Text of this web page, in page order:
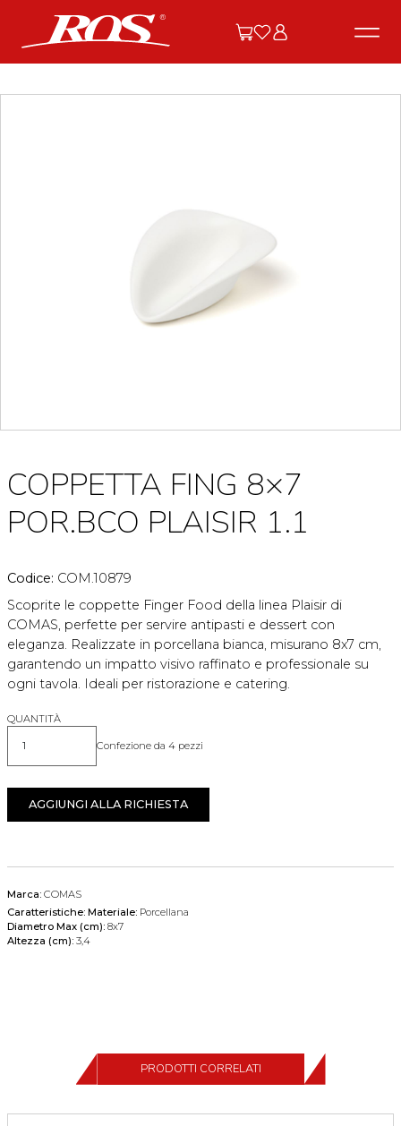
COPPETTA FING 8×7
POR.BCO PLAISIR 1.1
Codice: COM.10879
Scoprite le coppette Finger Food della linea Plaisir di
COMAS, perfette per servire antipasti e dessert con
eleganza. Realizzate in porcellana bianca, misurano 8x7 cm,
garantendo un impatto visivo raffinato e professionale su
ogni tavola. Ideali per ristorazione e catering.
QUANTITÀ
Quantità Confezione da 4 pezzi
AGGIUNGI ALLA RICHIESTA
Marca: COMAS
Caratteristiche: Materiale: Porcellana
Diametro Max (cm): 8x7
Altezza (cm): 3,4
PRODOTTI CORRELATI